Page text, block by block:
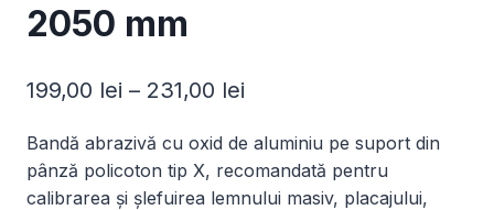
2050 mm
199,00 lei – 231,00 lei
prețuri:
199,00 lei
Bandă abrazivă cu oxid de aluminiu pe suport din
pânză policoton tip X, recomandată pentru
calibrarea și șlefuirea lemnului masiv, placajului,